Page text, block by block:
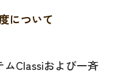
について
Classiおよび一斉